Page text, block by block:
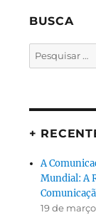
BUSCA
Pesquisar
por:
+
A
Mundial: A
19 de